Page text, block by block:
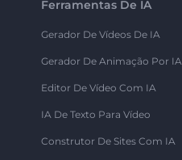
Ferramentas De IA
Gerador De Vídeos De IA
Gerador De Animação Por IA
Editor De Vídeo Com IA
IA De Texto Para Vídeo
Construtor De Sites Com IA